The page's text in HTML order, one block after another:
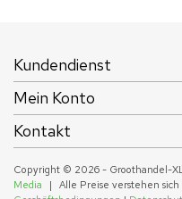
Kundendienst
Mein Konto
Kontakt
Copyright © 2026 - Groothandel-
Media
|
Alle Preise verstehen